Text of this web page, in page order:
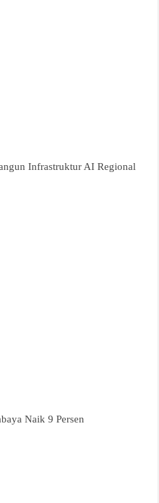
Infrastruktur AI Regional
Naik 9 Persen